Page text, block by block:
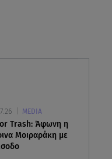
ή ερωτική
η ΕΛ.ΑΣ για
η καλύτερη
MEDIA
Trash: Άφωνη η
Μοιραράκη με